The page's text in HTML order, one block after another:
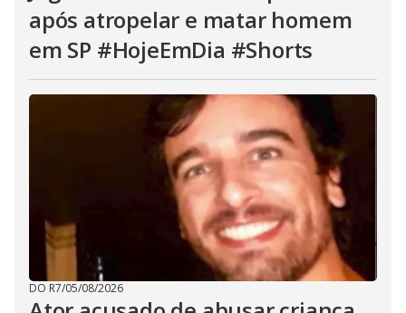
após atropelar e matar homem
em SP #HojeEmDia #Shorts
DO R7/05/08/2026